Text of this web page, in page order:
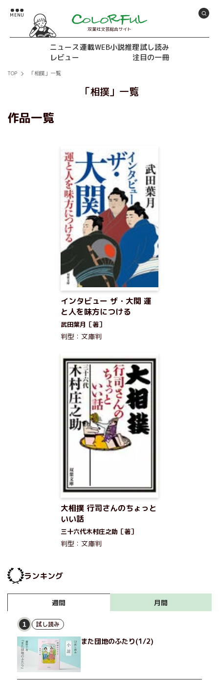
双葉社文芸総合サイト
ニュース連載WEB小説推理試し読み
レビュー
注目の一冊
TOP 「相撲」一覧
「相撲」一覧
作品一覧
インタビュー ザ・大関 運
と人を味方につける
武田葉月［著］
判型：文庫判
大相撲 行司さんのちょっと
いい話
三十六代木村庄之助［著］
判型：文庫判
ランキング
週間 月間
1 試し読み
また団地のふたり(1/2)